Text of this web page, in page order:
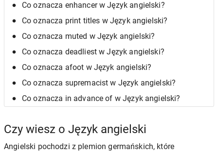
Co oznacza enhancer w Język angielski?
Co oznacza print titles w Język angielski?
Co oznacza muted w Język angielski?
Co oznacza deadliest w Język angielski?
Co oznacza afoot w Język angielski?
Co oznacza supremacist w Język angielski?
Co oznacza in advance of w Język angielski?
Czy wiesz o Język angielski
Angielski pochodzi z plemion germańskich, które